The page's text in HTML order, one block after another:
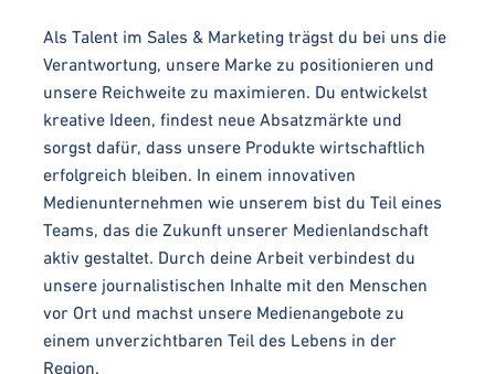
Als Talent im Sales & Marketing trägst du bei uns die
Verantwortung, unsere Marke zu positionieren und
unsere Reichweite zu maximieren. Du entwickelst
kreative Ideen, findest neue Absatzmärkte und
sorgst dafür, dass unsere Produkte wirtschaftlich
erfolgreich bleiben. In einem innovativen
Medienunternehmen wie unserem bist du Teil eines
Teams, das die Zukunft unserer Medienlandschaft
aktiv gestaltet. Durch deine Arbeit verbindest du
unsere journalistischen Inhalte mit den Menschen
vor Ort und machst unsere Medienangebote zu
einem unverzichtbaren Teil des Lebens in der
Region.